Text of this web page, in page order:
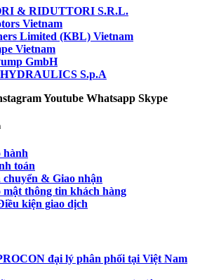
& RIDUTTORI S.R.L.
Vietnam
Limited (KBL) Vietnam
Vietnam
GmbH
S.p.A
Youtube Whatsapp Skype
hành
toán
chuyển & Giao nhận
mật thông tin khách hàng
kiện giao dịch
đại lý phân phối tại Việt Nam